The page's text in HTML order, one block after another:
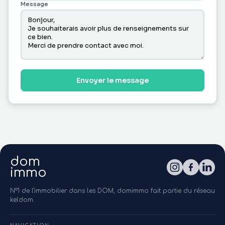
Message
Envoyer le message
dom
immo
N°1 de l'immobilier dans les DOM, domimmo fait partie du réseau
keldom.